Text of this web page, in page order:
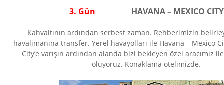
3. Gün HAVANA – MEXICO CITY
Kahvaltının ardından serbest zaman. Rehberimizin
havalimanına transfer. Yerel havayolları ile Havana – Mexico
City’e varışın ardından alanda bizi bekleyen özel aracımız
oluyoruz. Konaklama otelimizde.